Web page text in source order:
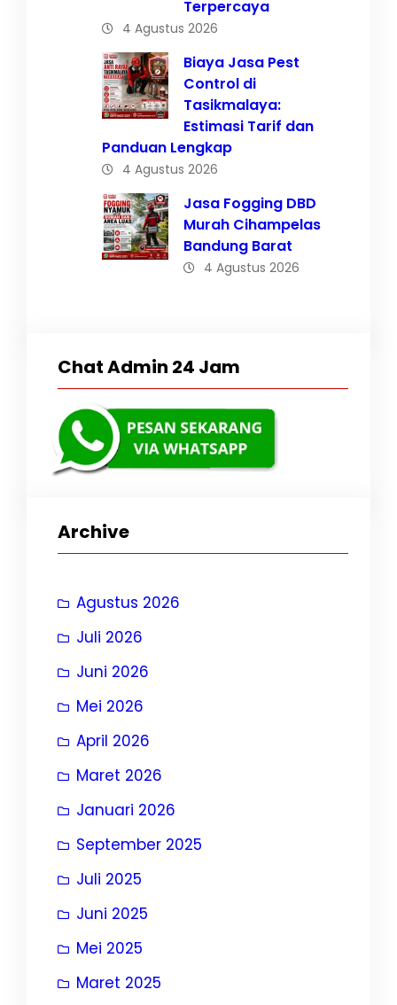
Terpercaya
4 Agustus 2026
Biaya Jasa Pest
Control di
Tasikmalaya:
Estimasi Tarif dan
Panduan Lengkap
4 Agustus 2026
Jasa Fogging DBD
Murah Cihampelas
Bandung Barat
4 Agustus 2026
Chat Admin 24 Jam
Archive
Agustus 2026
Juli 2026
Juni 2026
Mei 2026
April 2026
Maret 2026
Januari 2026
September 2025
Juli 2025
Juni 2025
Mei 2025
Maret 2025